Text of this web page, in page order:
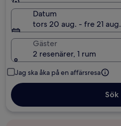
Datum
tors 20 aug. - fre 21 aug.
Gäster
2 resenärer, 1 rum
Jag ska åka på en affärsresa
Sök